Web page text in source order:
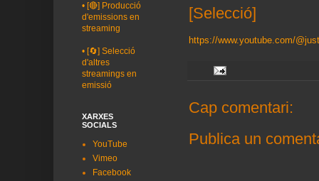
[Selecció]
https://www.youtube.com/
Cap comentari:
Publica un
• [🔴] Producció
d'emissions en
streaming
• [🔄] Selecció
d'altres
streamings en
emissió
XARXES
SOCIALS
YouTube
Vimeo
Facebook